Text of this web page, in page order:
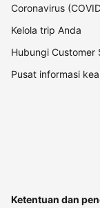
Coronavirus
Kelola trip Anda
Hubungi Customer
Pusat informasi
Ketentuan dan